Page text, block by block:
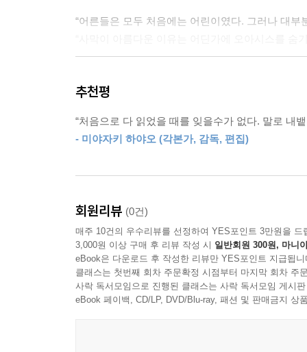
“어른들은 모두 처음에는 어린이였다. 그러나 대부
동경하고 희망하는 삶을 ‘어린 왕자’로 형상
허영심으로 가득한 남자, 술꾼, 장사꾼, 가로등
생텍쥐페리의 《어린 왕자》는 ‘독서하는 사람들
출간 이후 꾸준히 사랑받아 스테디셀러로 자리매
추천평
“처음으로 다 읽었을 때를 잊을수가 없다. 말로 내
- 미야자키 하야오 (각본가, 감독, 편집)
회원리뷰 (0건)
매주 10건의 우수리뷰를 선정하여 YES포인트 3만원을 드
3,000원 이상 구매 후 리뷰 작성 시 일반회원 300원, 마니
eBook은 다운로드 후 작성한 리뷰만 YES포인트 지급됩니
클래스는 첫번째 회차 주문확정 시점부터 마지막 회차 주
사락 독서모임으로 진행된 클래스는 사락 독서모임 게시
eBook 페이백, CD/LP, DVD/Blu-ray, 패션 및 판매금지 상